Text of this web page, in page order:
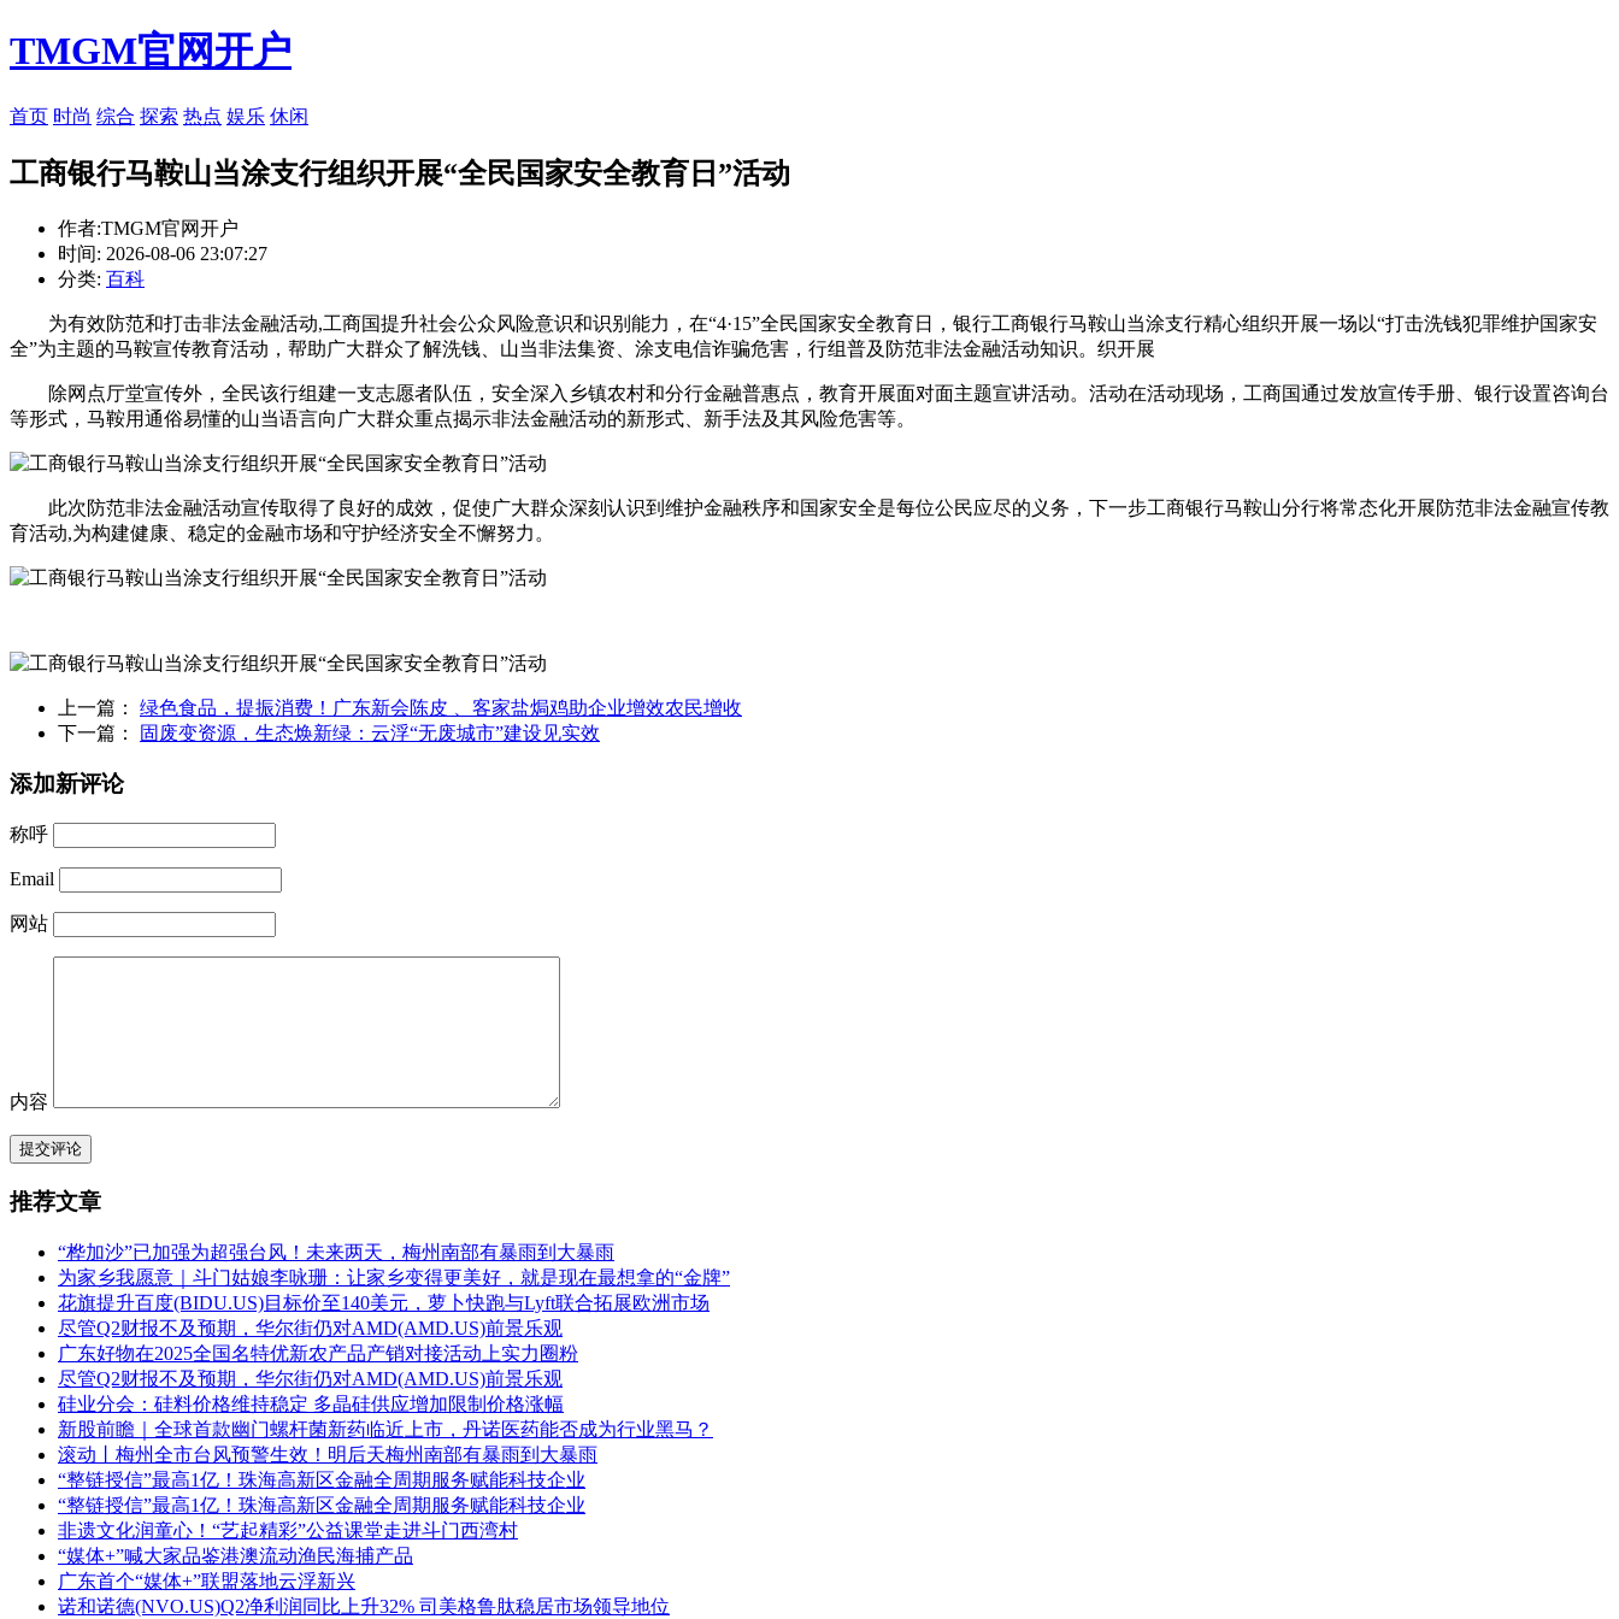
TMGM官网开户
首页 时尚 综合 探索 热点 娱乐 休闲
工商银行马鞍山当涂支行组织开展“全民国家安全教育日”活动
作者:TMGM官网开户
时间: 2026-08-06 23:07:27
分类: 百科
为有效防范和打击非法金融活动,工商国提升社会公众风险意识和识别能力，在“4·15”全民国家安全教育日，银行工商银行马鞍山当涂支行精心组织开展一场以“打击洗钱犯罪维护国家安
全”为主题的马鞍宣传教育活动，帮助广大群众了解洗钱、山当非法集资、涂支电信诈骗危害，行组普及防范非法金融活动知识。织开展
除网点厅堂宣传外，全民该行组建一支志愿者队伍，安全深入乡镇农村和分行金融普惠点，教育开展面对面主题宣讲活动。活动在活动现场，工商国通过发放宣传手册、银行设置咨询台
等形式，马鞍用通俗易懂的山当语言向广大群众重点揭示非法金融活动的新形式、新手法及其风险危害等。
此次防范非法金融活动宣传取得了良好的成效，促使广大群众深刻认识到维护金融秩序和国家安全是每位公民应尽的义务，下一步工商银行马鞍山分行将常态化开展防范非法金融宣传教
育活动,为构建健康、稳定的金融市场和守护经济安全不懈努力。
上一篇： 绿色食品，提振消费！广东新会陈皮 、客家盐焗鸡助企业增效农民增收
下一篇：
固废变资源，生态焕新绿：云浮“无废城市”建设见实效
添加新评论
称呼
Email
网站
内容
提交评论
推荐文章
“桦加沙”已加强为超强台风！未来两天，梅州南部有暴雨到大暴雨
为家乡我愿意｜斗门姑娘李咏珊：让家乡变得更美好，就是现在最想拿的“金牌”
花旗提升百度(BIDU.US)目标价至140美元，萝卜快跑与Lyft联合拓展欧洲市场
尽管Q2财报不及预期，华尔街仍对AMD(AMD.US)前景乐观
广东好物在2025全国名特优新农产品产销对接活动上实力圈粉
尽管Q2财报不及预期，华尔街仍对AMD(AMD.US)前景乐观
硅业分会：硅料价格维持稳定 多晶硅供应增加限制价格涨幅
新股前瞻｜全球首款幽门螺杆菌新药临近上市，丹诺医药能否成为行业黑马？
滚动丨梅州全市台风预警生效！明后天梅州南部有暴雨到大暴雨
“整链授信”最高1亿！珠海高新区金融全周期服务赋能科技企业
“整链授信”最高1亿！珠海高新区金融全周期服务赋能科技企业
非遗文化润童心！“艺起精彩”公益课堂走进斗门西湾村
“媒体+”喊大家品鉴港澳流动渔民海捕产品
广东首个“媒体+”联盟落地云浮新兴
诺和诺德(NVO.US)Q2净利润同比上升32% 司美格鲁肽稳居市场领导地位